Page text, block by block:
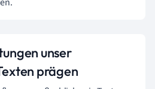
unser
prägen